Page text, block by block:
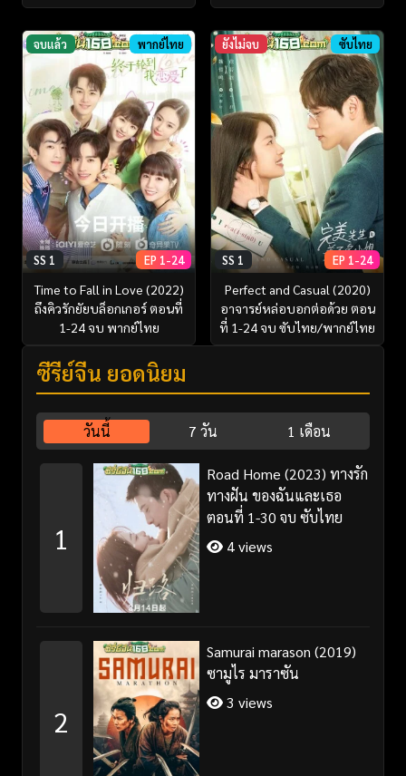
จบแล้ว พากย์ไทย
SS 1 EP 1-24
Time to Fall in Love (2022)
ถึงคิวรักยัยบล็อกเกอร์ ตอนที่
1-24 จบ พากย์ไทย
ยังไม่จบ ซับไทย
SS 1 EP 1-24
Perfect and Casual (2020)
อาจารย์หล่อบอกต่อด้วย ตอน
ที่ 1-24 จบ ซับไทย/พากย์ไทย
ซีรี่ย์จีน ยอดนิยม
วันนี้ 7 วัน 1 เดือน
1
Road Home (2023) ทางรัก
ทางฝัน ของฉันและเธอ
ตอนที่ 1-30 จบ ซับไทย
4 views
2
Samurai marason (2019)
ซามูไร มาราซัน
3 views